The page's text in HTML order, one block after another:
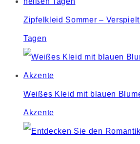
Zipfelkleid Sommer –
Tagen
Weißes Kleid mit blauen
Akzente